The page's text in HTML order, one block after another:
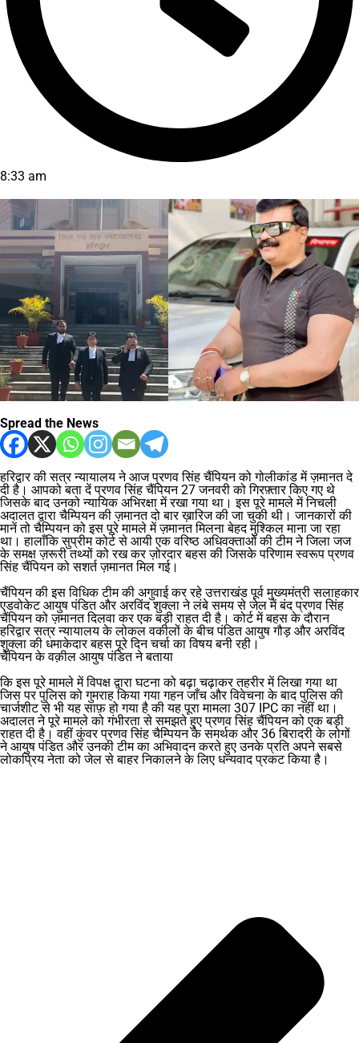
8:33 am
Spread the News
हरिद्वार की सत्र न्यायालय ने आज प्रणव सिंह चैंपियन को गोलीकांड में ज़मानत दे
दी है। आपको बता दें प्रणव सिंह चैंपियन 27 जनवरी को गिरफ़्तार किए गए थे
जिसके बाद उनको न्यायिक अभिरक्षा में रखा गया था। इस पूरे मामले में निचली
अदालत द्वारा चैम्पियन की ज़मानत दो बार ख़ारिज की जा चुकी थी। जानकारों की
मानें तो चैम्पियन को इस पूरे मामले में ज़मानत मिलना बेहद मुश्किल माना जा रहा
था। हालाँकि सुप्रीम कोर्ट से आयी एक वरिष्ठ अधिवक्ताओं की टीम ने जिला जज
के समक्ष ज़रूरी तथ्यों को रख कर ज़ोरदार बहस की जिसके परिणाम स्वरूप प्रणव
सिंह चैंपियन को सशर्त ज़मानत मिल गई।
चैंपियन की इस विधिक टीम की अगुवाई कर रहे उत्तराखंड पूर्व मुख्यमंत्री सलाहकार
एडवोकेट आयुष पंडित और अरविंद शुक्ला ने लंबे समय से जेल में बंद प्रणव सिंह
चैंपियन को ज़मानत दिलवा कर एक बड़ी राहत दी है। कोर्ट में बहस के दौरान
हरिद्वार सत्र न्यायालय के लोकल वकीलों के बीच पंडित आयुष गौड़ और अरविंद
शुक्ला की धमाकेदार बहस पूरे दिन चर्चा का विषय बनी रही।
चैंपियन के वक़ील आयुष पंडित ने बताया
कि इस पूरे मामले में विपक्ष द्वारा घटना को बढ़ा चढ़ाकर तहरीर में लिखा गया था
जिस पर पुलिस को गुमराह किया गया गहन जाँच और विवेचना के बाद पुलिस की
चार्जशीट से भी यह साफ़ हो गया है की यह पूरा मामला 307 IPC का नहीं था।
अदालत ने पूरे मामले को गंभीरता से समझते हुए प्रणव सिंह चैंपियन को एक बड़ी
राहत दी है। वहीं कुंवर प्रणव सिंह चैम्पियन के समर्थक और 36 बिरादरी के लोगों
ने आयुष पंडित और उनकी टीम का अभिवादन करते हुए उनके प्रति अपने सबसे
लोकप्रिय नेता को जेल से बाहर निकालने के लिए धन्यवाद प्रकट किया है।